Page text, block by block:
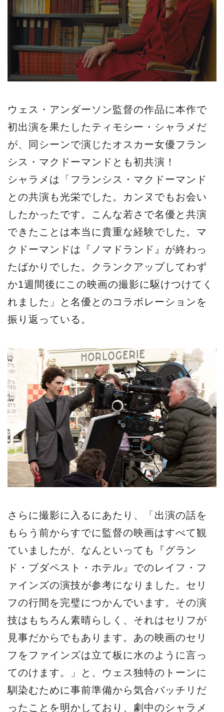
ウェス・アンダーソン監督の作品に本作で
初出演を果たしたティモシー・シャラメだ
が、同シーンで演じたオスカー女優フラン
シス・マクドーマンドとも初共演！
シャラメは「フランシス・マクドーマンド
との共演も光栄でした。カンヌでもお会い
したかったです。こんな若さで名優と共演
できたことは本当に貴重な経験でした。マ
クドーマンドは『ノマドランド』が終わっ
たばかりでした。クランクアップしてわず
か1週間後にこの映画の撮影に駆けつけてく
れました」と名優とのコラボレーションを
振り返っている。
さらに撮影に入るにあたり、「出演の話を
もらう前からすでに監督の映画はすべて観
ていましたが、なんといっても『グラン
ド・ブダペスト・ホテル』でのレイフ・フ
ァインズの演技が参考になりました。セリ
フの行間を完璧につかんでいます。その演
技はもちろん素晴らしく、それはセリフが
見事だからでもあります。あの映画のセリ
フをファインズは立て板に水のように言っ
てのけます。」と、ウェス独特のトーンに
馴染むために事前準備から気合バッチリだ
ったことを明かしており、劇中のシャラメ